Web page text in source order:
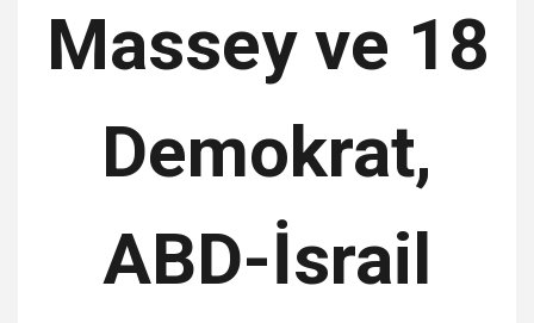
Massey ve 18
Demokrat,
ABD-İsrail